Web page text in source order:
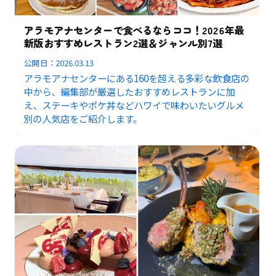
アラモアナセンターで食べるならココ！2026年最
新版おすすめレストラン2選＆ジャンル別7選
公開日：2026.03.13
アラモアナセンターにある160を超える多彩な飲食店の
中から、編集部が厳選したおすすめレストランに加
え、ステーキやポケ丼などハワイで味わいたいグルメ
別の人気店をご紹介します。